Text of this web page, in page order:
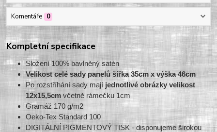
Komentáře 0
Kompletní specifikace
Složení 100% bavlněný satén
Velikost celé sady panelů šířka 35cm x výška 46cm
Po rozstříhání sady mají jednotlivé obrázky velikost
12x15,5cm včetně rámečku 1cm
Gramáž 170 g/m2
Oeko-Tex Standard 100
DIGITÁLNÍ PIGMENTOVÝ TISK - disponujeme širokou